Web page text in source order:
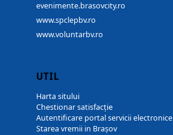
evenimente.brasovcity.ro
www.spclepbv.ro
www.voluntarbv.ro
UTIL
Harta sitului
Chestionar satisfacție
Autentificare portal servicii electronice
Starea vremii in Brașov